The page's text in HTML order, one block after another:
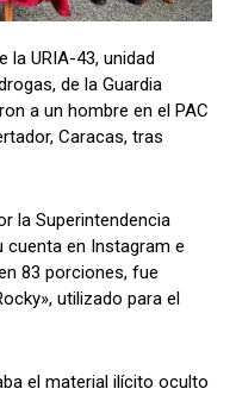
la URIA-43, unidad
de la Guardia
a un hombre en el PAC
Caracas, tras
la Superintendencia
cuenta en Instagram e
83 porciones, fue
utilizado para el
el material ilícito oculto